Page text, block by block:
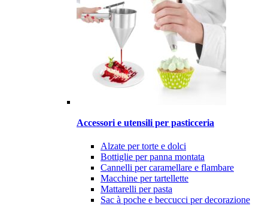
Accessori e utensili per pasticceria
Alzate per torte e dolci
Bottiglie per panna montata
Cannelli per caramellare e flambare
Macchine per tartellette
Mattarelli per pasta
Sac à poche e beccucci per decorazione